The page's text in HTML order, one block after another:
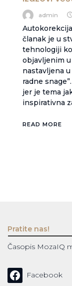
admin
članak je u
tehnologiji
objavljenim u
nastavljena
radne
jer je tema
inspirativna
READ MORE
Pratite nas!
Časopis MozaIQ
Facebook